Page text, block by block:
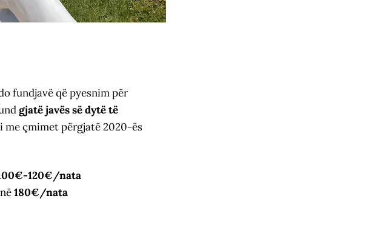
fundjavë që pyesnim për
gjatë javës së dytë të
me çmimet përgjatë 2020-ës
120€/nata
180€/nata